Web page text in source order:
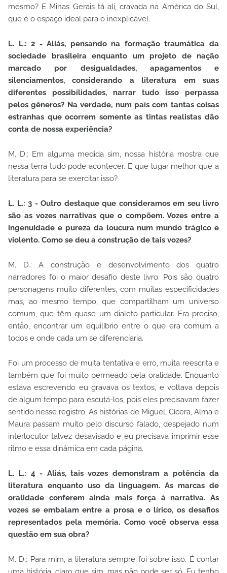
mesmo? E Minas Gerais tá ali, cravada na América do Sul,
que é o espaço ideal para o inexplicável.
L. L.: 2 - Aliás, pensando na formação traumática da
sociedade brasileira enquanto um projeto de nação
marcado por desigualdades, apagamentos e
silenciamentos, considerando a literatura em suas
diferentes possibilidades, narrar tudo isso perpassa
pelos gêneros? Na verdade, num país com tantas coisas
estranhas que ocorrem somente as tintas realistas dão
conta de nossa experiência?
M. D.: Em alguma medida sim, nossa história mostra que
nessa terra tudo pode acontecer. E que lugar melhor que a
literatura para se exercitar isso?
L. L.: 3 - Outro destaque que consideramos em seu livro
são as vozes narrativas que o compõem. Vozes entre a
ingenuidade e pureza da loucura num mundo trágico e
violento. Como se deu a construção de tais vozes?
M. D.: A construção e desenvolvimento dos quatro
narradores foi o maior desafio deste livro. Pois são quatro
personagens muito diferentes, com muitas especificidades
mas, ao mesmo tempo, que compartilham um universo
comum, que têm quase um dialeto particular. Era preciso,
então, encontrar um equilíbrio entre o que era comum a
todos e onde cada um se diferenciaria.
Foi um processo de muita tentativa e erro, muita reescrita e
também que foi muito permeado pela oralidade. Enquanto
estava escrevendo eu gravava os textos, e voltava depois
de algum tempo para escutá-los, pois eles precisavam fazer
sentido nesse registro. As histórias de Miguel, Cícera, Alma e
Maura passam muito pelo discurso falado, despejado num
interlocutor talvez desavisado e eu precisava imprimir esse
ritmo e essa dinâmica em cada página.
L. L.: 4 - Aliás, tais vozes demonstram a potência da
literatura enquanto uso da linguagem. As marcas de
oralidade conferem ainda mais força à narrativa. As
vozes se embalam entre a prosa e o lírico, os desafios
representados pela memória. Como você observa essa
questão em sua obra?
M. D.: Para mim, a literatura sempre foi sobre isso. É contar